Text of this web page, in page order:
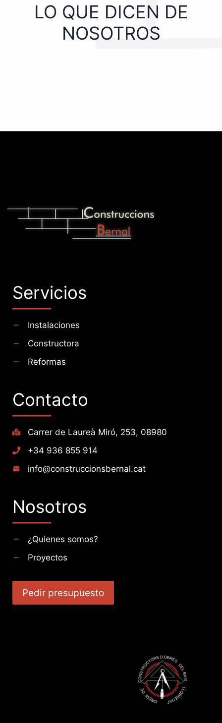
LO QUE DICEN DE
NOSOTROS
Servicios
Instalaciones
Constructora
Reformas
Contacto
Carrer de Laureà Miró, 253, 08980
+34 936 855 914
info@construccionsbernal.cat
Nosotros
¿Quienes somos?
Proyectos
Pedir presupuesto